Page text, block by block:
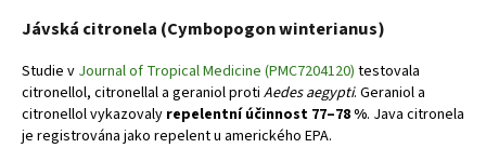
Jávská citronela (Cymbopogon winterianus)
Studie v Journal of Tropical Medicine (PMC7204120) testovala
citronellol, citronellal a geraniol proti Aedes aegypti. Geraniol a
citronellol vykazovaly repelentní účinnost 77–78 %. Java citronela
je registrována jako repelent u amerického EPA.